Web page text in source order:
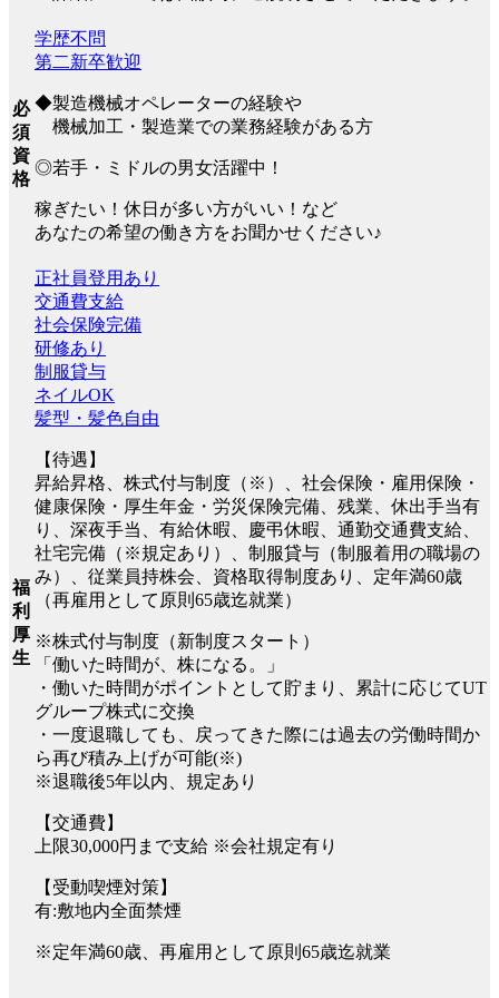
必
須
資
格
学歴不問
第二新卒歓迎
◆製造機械オペレーターの経験や
機械加工・製造業での業務経験がある方
◎若手・ミドルの男女活躍中！
稼ぎたい！休日が多い方がいい！など
あなたの希望の働き方をお聞かせください♪
福
利
厚
生
正社員登用あり
交通費支給
社会保険完備
研修あり
制服貸与
ネイルOK
髪型・髪色自由
【待遇】
昇給昇格、株式付与制度（※）、社会保険・雇用保険・
健康保険・厚生年金・労災保険完備、残業、休出手当有
り、深夜手当、有給休暇、慶弔休暇、通勤交通費支給、
社宅完備（※規定あり）、制服貸与（制服着用の職場の
み）、従業員持株会、資格取得制度あり、定年満60歳
（再雇用として原則65歳迄就業）
※株式付与制度（新制度スタート）
「働いた時間が、株になる。」
・働いた時間がポイントとして貯まり、累計に応じてUT
グループ株式に交換
・一度退職しても、戻ってきた際には過去の労働時間か
ら再び積み上げが可能(※)
※退職後5年以内、規定あり
【交通費】
上限30,000円まで支給 ※会社規定有り
【受動喫煙対策】
有:敷地内全面禁煙
※定年満60歳、再雇用として原則65歳迄就業